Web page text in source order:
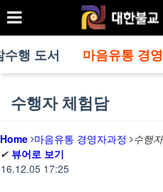
행 도서 마음유통 경
수행자 체험담
Home 마음유통 경영자과정
수행
✔ 뷰어로 보기
17:25